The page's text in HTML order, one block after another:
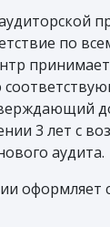
по
3 лет с
аудита.
оформляет